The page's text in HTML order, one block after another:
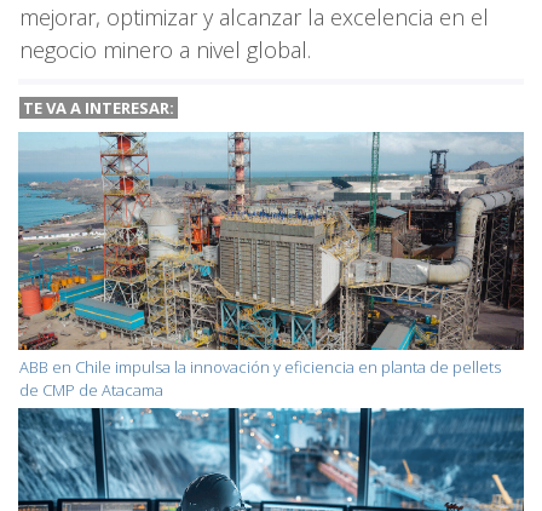
mejorar, optimizar y alcanzar la excelencia en el
negocio minero a nivel global.
TE VA A INTERESAR:
ABB en Chile impulsa la innovación y eficiencia en planta de pellets
de CMP de Atacama